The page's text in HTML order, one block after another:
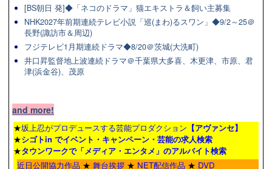
[BS朝日 発]◆「ネコのドラマ」猫エキストラ＆飼い主募集
NHK2027年前期連続テレビ小説「巡(まわ)るスワン」◆9/2～25＠
長野(諏訪市＆周辺)
フジテレビ1月期連続ドラマ◆8/20＠茨城(大洗町)
井口昇監督地上波連続ドラマ＠千葉県大多喜、木更津、市原、君
津(浜金谷)、茂原
and more!
★坂上忍がプロデュースする芸能プロダクション 【アヴァンセ】
★シゴトin でイベント・キャンペーン・芸能の求人検索
★タウンワークで「メディア・エンタメ」のアルバイト検索
近日公開協力作品 ★ 舞台挨拶 ★ NET配信作品 ★ DVD